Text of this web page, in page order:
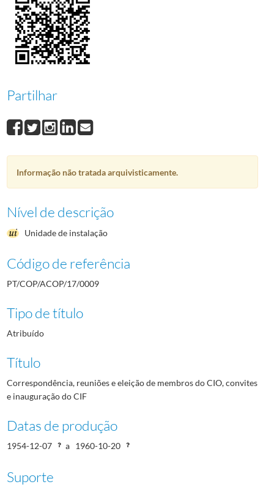
Partilhar
Informação não tratada arquivisticamente.
Nível de descrição
Unidade de instalação
Código de referência
PT/COP/ACOP/17/0009
Tipo de título
Atribuído
Título
Correspondência, reuniões e eleição de membros do CIO, convites
e inauguração do CIF
Datas de produção
1954-12-07 a 1960-10-20
Suporte